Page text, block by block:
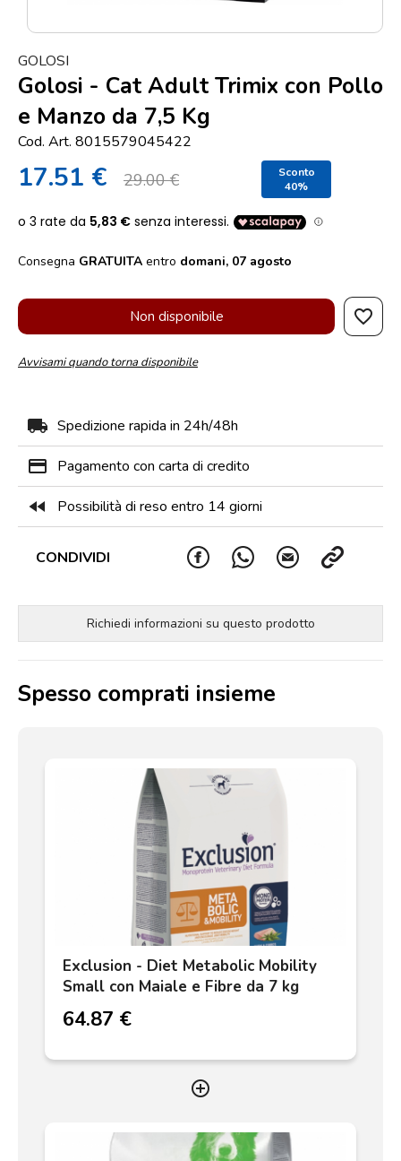
Punti
Blog
e
news
GOLOSI
Golosi - Cat Adult Trimix con Pollo
e Manzo da 7,5 Kg
Cod. Art. 8015579045422
17.51 € 29.00 €
Sconto
40%
Consegna GRATUITA entro domani, 07 agosto
Non disponibile favorite_border
Avvisami quando torna disponibile
local_shipping Spedizione rapida in 24h/48h
payment Pagamento con carta di credito
fast_rewind Possibilità di reso entro 14 giorni
CONDIVIDI
Richiedi informazioni su questo prodotto
Spesso comprati insieme
Exclusion - Diet Metabolic Mobility
Small con Maiale e Fibre da 7 kg
64.87 €
add_circle_outline